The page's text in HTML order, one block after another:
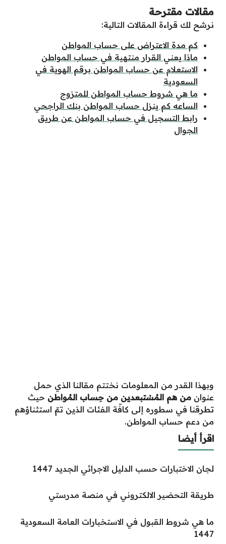
مقالات مقترحة
نرشح لك قراءة المقالات التالية:
كم مدة الاعتراض على حساب المواطن
ماذا يعني القرار منتهية في حساب المواطن
الاستعلام عن حساب المواطن برقم الهوية في
السعودية
ما هي شروط حساب المواطن للمتزوج
الساعه كم ينزل حساب المواطن بنك الراجحي
رابط التسجيل في حساب المواطن عن طريق
الجوال
وبهذا القدر من المعلومات نختتم مقالنا الذي حمل
عنوان من هم المُسْتبعدين من حِساب المُواطن حيث
تطرقنا في سطوره إلى كافّة الفئات الذين تمّ استثناؤهم
من دعم حساب المواطن.
اقرأ أيضا
لجان الاختبارات حسب الدليل الاجرائي الجديد 1447
طريقة التحضير الالكتروني في منصة مدرستي
ما هي شروط القبول في الاستخبارات العامة السعودية
1447